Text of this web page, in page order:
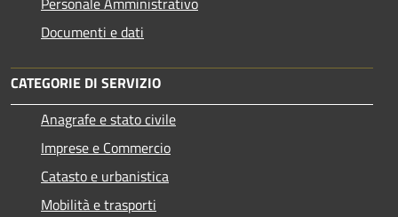
Documenti e dati
CATEGORIE DI SERVIZIO
Anagrafe e stato civile
Imprese e Commercio
Catasto e urbanistica
Mobilità e trasporti